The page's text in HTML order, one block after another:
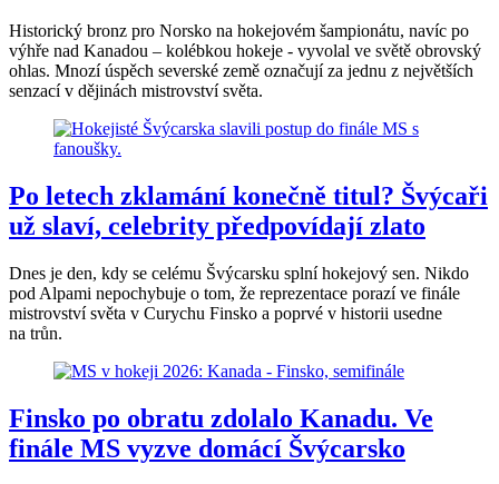
Historický bronz pro Norsko na hokejovém šampionátu, navíc po
výhře nad Kanadou – kolébkou hokeje - vyvolal ve světě obrovský
ohlas. Mnozí úspěch severské země označují za jednu z největších
senzací v dějinách mistrovství světa.
Po letech zklamání konečně titul? Švýcaři
už slaví, celebrity předpovídají zlato
Dnes je den, kdy se celému Švýcarsku splní hokejový sen. Nikdo
pod Alpami nepochybuje o tom, že reprezentace porazí ve finále
mistrovství světa v Curychu Finsko a poprvé v historii usedne
na trůn.
Finsko po obratu zdolalo Kanadu. Ve
finále MS vyzve domácí Švýcarsko